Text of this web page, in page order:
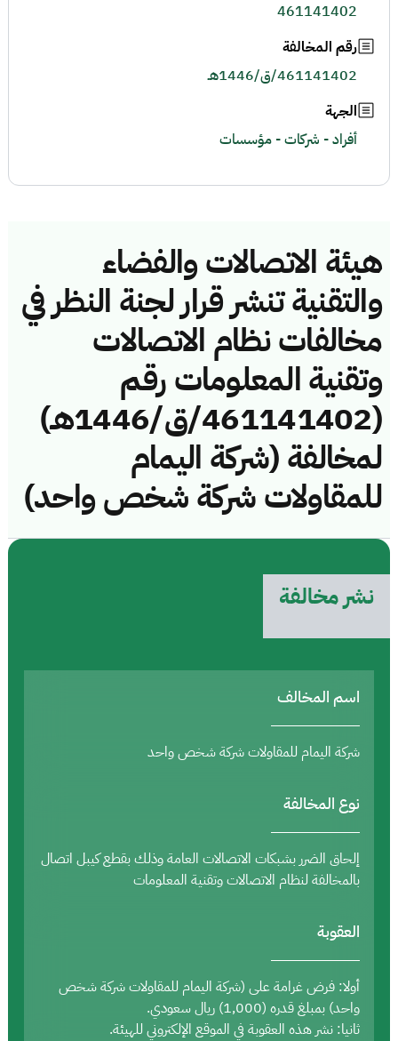
هيئة الاتصالات والفضاء
والتقنية تنشر قرار لجنة النظر في
مخالفات نظام الاتصالات
وتقنية المعلومات رقم
(461141402/ق/1446هـ)
لمخالفة (شركة اليمام
للمقاولات شركة شخص واحد)
نشر مخالفة
اسم المخالف
شركة اليمام للمقاولات شركة شخص واحد
نوع المخالفة
إلحاق الضرر بشبكات الاتصالات العامة وذلك بقطع كيبل اتصال
بالمخالفة لنظام الاتصالات وتقنية المعلومات
العقوبة
أولا: فرض غرامة على (شركة اليمام للمقاولات شركة شخص
واحد) بمبلغ قدره (1,000) ريال سعودي.
ثانيا: نشر هذه العقوبة في الموقع الإلكتروني للهيئة.
461141402
رقم المخالفة
461141402/ق/1446هـ
الجهة
أفراد - شركات - مؤسسات